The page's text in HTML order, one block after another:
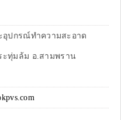
อุปกรณ์ทำความสะอาด
ะทุ่มล้ม อ.สามพราน